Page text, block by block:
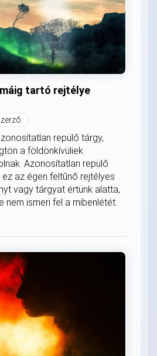
tartó rejtélye
repülő tárgy,
a földönkívüliek
Azonosítatlan repülő
az égen feltűnő rejtélyes
vagy tárgyat értünk alatta,
nem ismeri fel a mibenlétét.